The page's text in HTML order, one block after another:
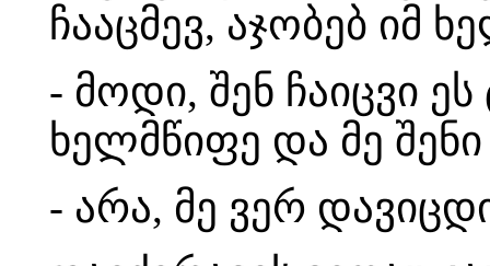
ჩააცმევ, აჯობებ იმ
- მოდი, შენ ჩაიცვი
ხელმწიფე და მე
- არა, მე ვერ